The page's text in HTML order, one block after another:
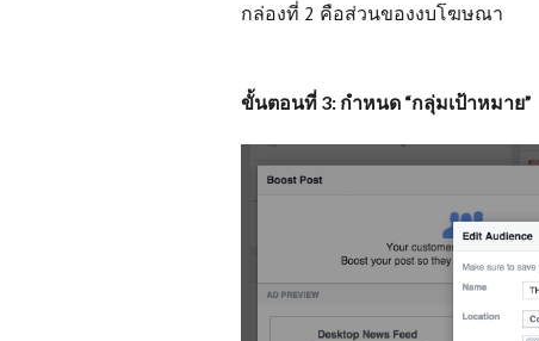
กล่องที่ 2 คือส่วนของงบโฆษณา
ขั้นตอนที่ 3: กำหนด “กลุ่มเป้าหมาย”